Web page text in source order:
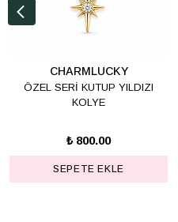
CHARMLUCKY
ÖZEL SERİ KUTUP YILDIZI
KOLYE
₺ 800.00
SEPETE EKLE